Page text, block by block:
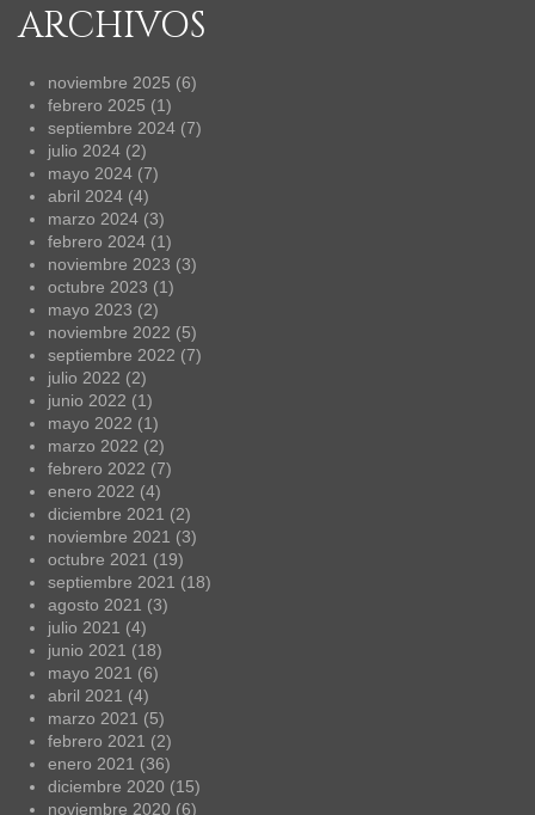
ARCHIVOS
noviembre 2025 (6)
febrero 2025 (1)
septiembre 2024 (7)
julio 2024 (2)
mayo 2024 (7)
abril 2024 (4)
marzo 2024 (3)
febrero 2024 (1)
noviembre 2023 (3)
octubre 2023 (1)
mayo 2023 (2)
noviembre 2022 (5)
septiembre 2022 (7)
julio 2022 (2)
junio 2022 (1)
mayo 2022 (1)
marzo 2022 (2)
febrero 2022 (7)
enero 2022 (4)
diciembre 2021 (2)
noviembre 2021 (3)
octubre 2021 (19)
septiembre 2021 (18)
agosto 2021 (3)
julio 2021 (4)
junio 2021 (18)
mayo 2021 (6)
abril 2021 (4)
marzo 2021 (5)
febrero 2021 (2)
enero 2021 (36)
diciembre 2020 (15)
noviembre 2020 (6)